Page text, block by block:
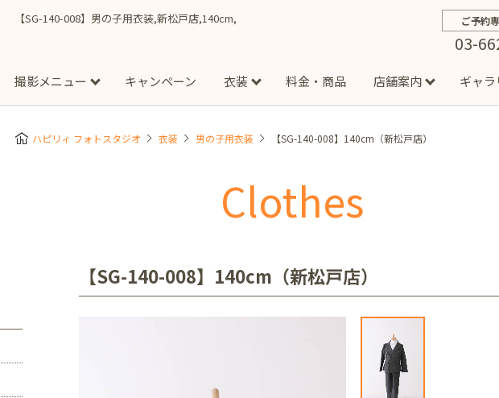
【SG-140-008】男の子用衣装,新松戸店,140cm, ご予約
03-
撮影メニュー
スタジオ撮影
成人式フォト マタニティフォト
お宮参り 入園・入学／卒園・卒業 ファミリーフォト
キャンペーン 衣装
Clothes
七五三着物(男の子) 1/2成人式着物(女の子)
フォーマル衣装(男の子) 祝い着
マタニティ用ドレス
料金・商品 店舗案内
Store
吉祥寺店 イオンモール多摩平の森店
ギャラ
More ハピリィ フォトスタジオ 衣装 男の子用衣装 【SG-140-008】140cm（新松戸店）
Clothes
【SG-140-008】140cm（新松戸店）